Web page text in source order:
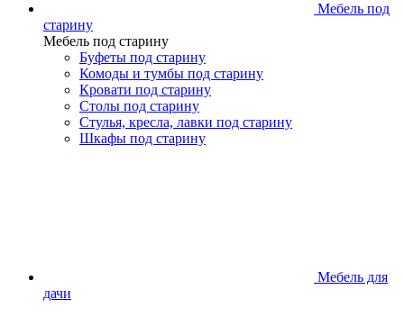
Мебель под
старину
Мебель под старину
Буфеты под старину
Комоды и тумбы под старину
Кровати под старину
Столы под старину
Стулья, кресла, лавки под старину
Шкафы под старину
Мебель для
дачи